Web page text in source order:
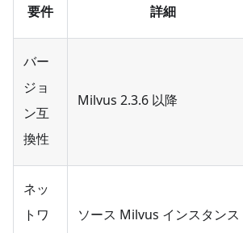
要件 詳細
バー
ジョ
ン互
換性
Milvus 2.3.6 以降
ネッ
トワ
ソース Milvus インスタンス